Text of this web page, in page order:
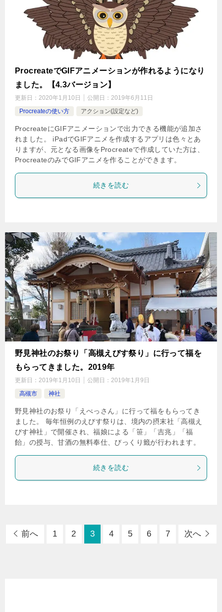
ProcreateでGIFアニメーションが作れるようになり
ました。【4.3バージョン】
更新日： 2020年1月10日 公開日： 2019年6月11日
Procreateの使い方
アクション(設定など)
ProcreateにGIFアニメーションで出力できる機能が追加さ
れました。 iPadでGIFアニメを作成するアプリは色々とあ
りますが、元となる画像をProcreateで作成していた方は、
ProcreateのみでGIFアニメを作ることができます。
続きを読む
野見神社のお祭り「高槻えびす祭り」に行って福を
もらってきました。2019年
更新日： 2019年1月10日 公開日： 2019年1月9日
高槻市
神社
野見神社のお祭り「えべっさん」に行って福をもらってき
ました。 毎年恒例のえびす祭りは、境内の摂末社「高槻え
びす神社」で開催され、福娘による「笹」「吉兆」「福
飴」の授与、甘酒の無料奉仕、びっくり籤が行われます。
続きを読む
前へ 1 2 3 4 5 6 7 次へ